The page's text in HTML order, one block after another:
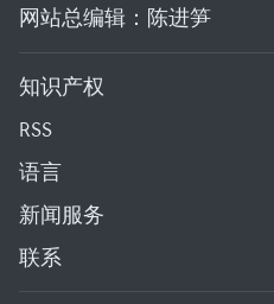
网站总编辑：陈进笋
知识产权
RSS
语言
新闻服务
联系